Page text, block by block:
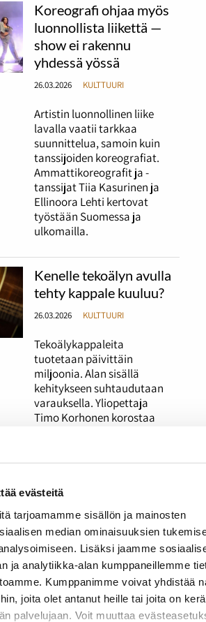
evästeitä
tarjoamamme sisällön ja mainosten
median ominaisuuksien
Lisäksi jaamme
ja analytiikka-alan kumppaneillemme
Kumppanimme voivat yhdistää
joita olet antanut heille tai joita on
palvelujaan. Voit muuttaa
Koreografi ohjaa myös
luonnollista liikettä —
show ei rakennu
yhdessä yössä
26.03.2026 KULTTUURI
Artistin luonnollinen liike
lavalla vaatii tarkkaa
suunnittelua, samoin kuin
tanssijoiden koreografiat.
Ammattikoreografit ja -
tanssijat Tiia Kasurinen ja
Ellinoora Lehti kertovat
työstään Suomessa ja
ulkomailla.
Kenelle tekoälyn avulla
tehty kappale kuuluu?
26.03.2026 KULTTUURI
Tekoälykappaleita
tuotetaan päivittäin
miljoonia. Alan sisällä
kehitykseen suhtaudutaan
varauksella. Yliopettaja
Timo Korhonen korostaa
Rap-artisti Olenleo
haluaa keikkailla
enemmän – uusiin
paikkoihin pääseminen
ilman nimeä on vaikeaa
26.03.2026 KULTTUURI
Palo esiintymiseen ja